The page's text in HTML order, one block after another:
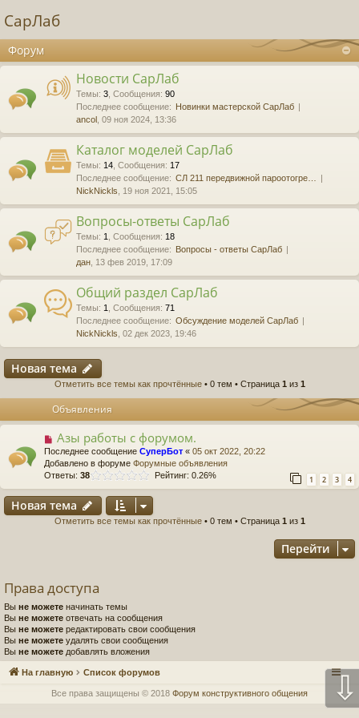
СарЛаб
Форум
Новости СарЛаб
Темы: 3, Сообщения: 90
Последнее сообщение:
Новинки мастерской СарЛаб
ancol , 09 ноя 2024, 13:36
Каталог моделей СарЛаб
Темы: 14, Сообщения: 17
Последнее сообщение: СЛ 211 передвижной пароотогре…
NickNickls, 19 ноя 2021, 15:05
Вопросы-ответы СарЛаб
Темы: 1, Сообщения: 18
Последнее сообщение:
Вопросы - ответы СарЛаб
дан, 13 фев 2019, 17:09
Общий раздел СарЛаб
Темы: 1, Сообщения: 71
Последнее сообщение: Обсуждение моделей СарЛаб
NickNickls, 02 дек 2023, 19:46
Новая тема
Отметить все темы как прочтённые• 0 тем • Страница 1из 1
Объявления
Азы работы с форумом.
Последнее сообщение СуперБот « 05 окт 2022, 20:22
Добавлено в форуме Форумные объявления
Ответы: 38 1 2 3 4
Рейтинг: 0.26%
Новая тема
Отметить все темы как прочтённые• 0 тем • Страница 1 из 1
Перейти
Права доступа
Вы не можете начинать темы
Вы не можете отвечать на сообщения
Вы не можете редактировать свои сообщения
Вы не можете удалять свои сообщения
Вы не можете добавлять вложения
На главную Список форумов
Все права защищены © 2018 Форум конструктивного общения ⇩